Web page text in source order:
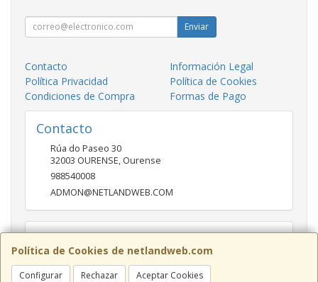
Política de Cookies de netlandweb.com
Configurar Rechazar Aceptar Cookies
Enviar
Contacto
Información Legal
Política Privacidad
Política de Cookies
Condiciones de Compra
Formas de Pago
Contacto
Rúa do Paseo 30
32003 OURENSE, Ourense
988540008
ADMON@NETLANDWEB.COM
Horario